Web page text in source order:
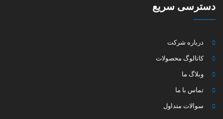
دسترسی سریع
درباره شرکت
کاتالوگ محصولات
وبلاگ ما
تماس با ما
سوالات متداول